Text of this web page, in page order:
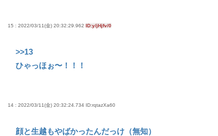
15 : 2022/03/11(金) 20:32:29.962 ID:y/jHjfv/0
>>13
ひゃっほぉ〜！！！
14 : 2022/03/11(金) 20:32:24.734 ID:rqtazXa60
顔と生越もやばかったんだっけ（無知）